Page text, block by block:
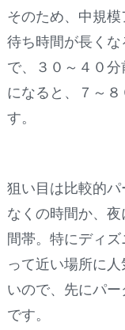
そのため、中規
待ち時間が長く
で、３０～４０
になると、７～
す。
狙い目は比較的
なくの時間か、
間帯。特にディ
って近い場所に
いので、先にパ
です。